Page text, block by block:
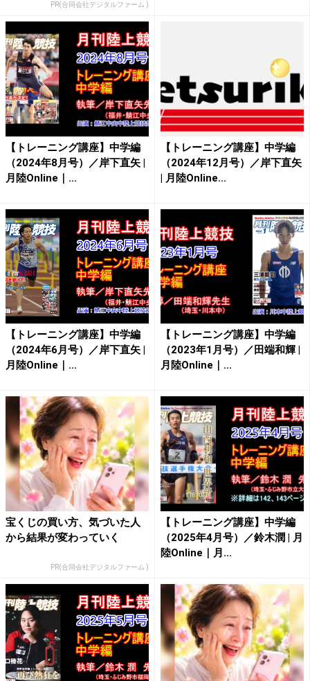
PR(合同会社デジタルファーム )
【トレーニング講座】中学編
（2024年8月号）／岸下直矢 |
月陸Online｜...
【トレーニング講座】中学編
（2024年12月号）／岸下直矢
| 月陸Online...
【トレーニング講座】中学編
（2024年6月号）／岸下直矢 |
月陸Online｜...
【トレーニング講座】中学編
（2023年1月号）／田端和輝 |
月陸Online｜...
宝くじの買い方、気づいた人
から結果が変わっていく
PR(合同会社デジタルファーム )
【トレーニング講座】中学編
（2025年4月号）／鈴木潤 | 月
陸Online｜月...